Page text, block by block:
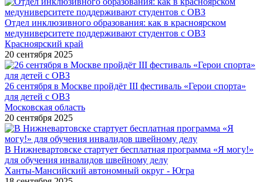
Отдел инклюзивного образования: как в красноярском
медуниверситете поддерживают студентов с ОВЗ
Красноярский край
20 сентября 2025
26 сентября в Москве пройдёт III фестиваль «Герои спорта»
для детей с ОВЗ
Московская область
20 сентября 2025
В Нижневартовске стартует бесплатная программа «Я могу!»
для обучения инвалидов швейному делу
Ханты-Мансийский автономный округ - Югра